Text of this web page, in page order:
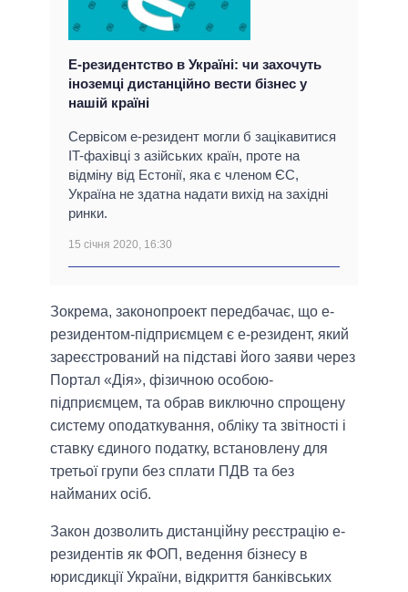
Е-резидентство в Україні: чи захочуть
іноземці дистанційно вести бізнес у
нашій країні
Сервісом е-резидент могли б зацікавитися
IT-фахівці з азійських країн, проте на
відміну від Естонії, яка є членом ЄС,
Україна не здатна надати вихід на західні
ринки.
15 січня 2020, 16:30
Зокрема, законопроект передбачає, що е-
резидентом-підприємцем є е-резидент, який
зареєстрований на підставі його заяви через
Портал «Дія», фізичною особою-
підприємцем, та обрав виключно спрощену
систему оподаткування, обліку та звітності і
ставку єдиного податку, встановлену для
третьої групи без сплати ПДВ та без
найманих осіб.
Закон дозволить дистанційну реєстрацію е-
резидентів як ФОП, ведення бізнесу в
юрисдикції України, відкриття банківських